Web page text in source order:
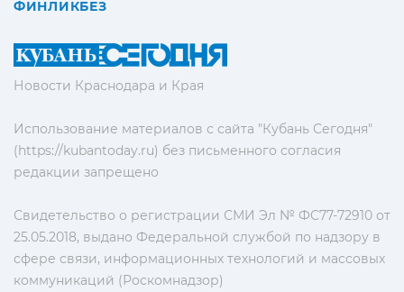
Новости Краснодара и Края
Использование материалов с сайта "Кубань Сегодня"
(https://kubantoday.ru) без письменного согласия
редакции запрещено
Свидетельство о регистрации СМИ Эл № ФС77-72910 от
25.05.2018, выдано Федеральной службой по надзору в
сфере связи, информационных технологий и массовых
коммуникаций (Роскомнадзор)
ФИНЛИКБЕЗ